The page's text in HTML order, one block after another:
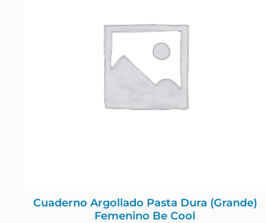
Cuaderno Argollado Pasta Dura (Grande)
Femenino Be Cool